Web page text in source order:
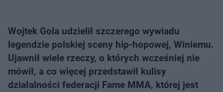
Wojtek Gola udzielił szczerego wywiadu
legendzie polskiej sceny hip-hopowej, Winiemu.
Ujawnił wiele rzeczy, o których wcześniej nie
mówił, a co więcej przedstawił kulisy
działalności federacji Fame MMA, której jest